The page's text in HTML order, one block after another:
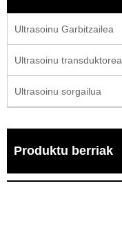
Ultrasoinu Garbitzailea
Ultrasoinu transduktorea
Ultrasoinu sorgailua
Produktu berriak